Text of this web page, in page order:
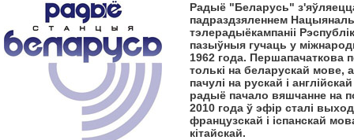
Радыё "Беларусь"
падраздзяленнем
тэлерадыёкампаніі
пазыўныя гучаць у
1962 года. Першапачаткова
толькі на беларускай мове,
пачулі на рускай і
радыё пачало вяшчанне на
2010 года ў эфір сталі
французскай і іспанскай
кітайскай.